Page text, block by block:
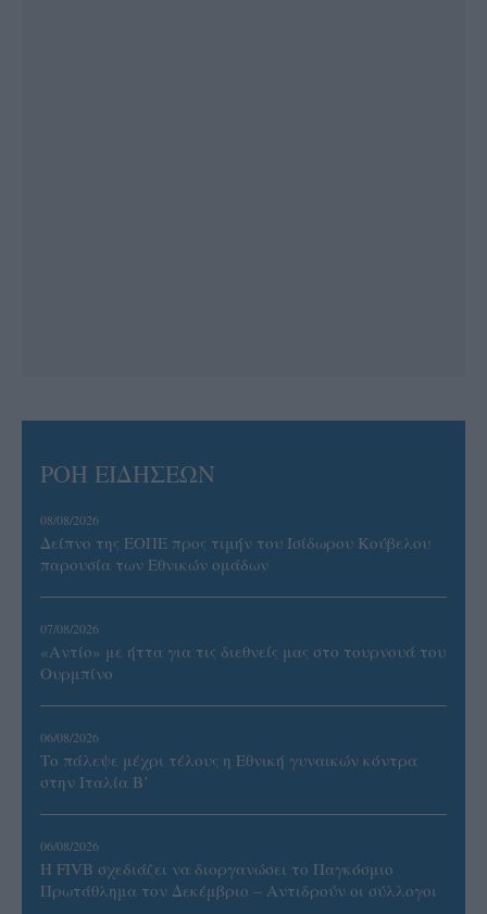
ΡΟΗ ΕΙΔΗΣΕΩΝ
08/08/2026
Δείπνο της ΕΟΠΕ προς τιμήν του Ισίδωρου Κούβελου
παρουσία των Εθνικών ομάδων
07/08/2026
«Αντίο» με ήττα για τις διεθνείς μας στο τουρνουά του
Ουρμπίνο
06/08/2026
Το πάλεψε μέχρι τέλους η Εθνική γυναικών κόντρα
στην Ιταλία Β’
06/08/2026
Η FIVB σχεδιάζει να διοργανώσει το Παγκόσμιο
Πρωτάθλημα τον Δεκέμβριο – Αντιδρούν οι σύλλογοι